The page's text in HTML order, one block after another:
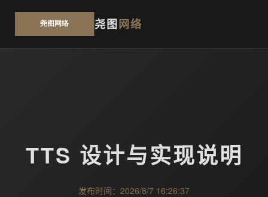
尧图网络
TTS 设计与实现说明
发布时间：2026/8/7 16:26:37